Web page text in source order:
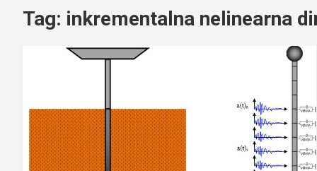
Tag: inkrementalna nelinearna